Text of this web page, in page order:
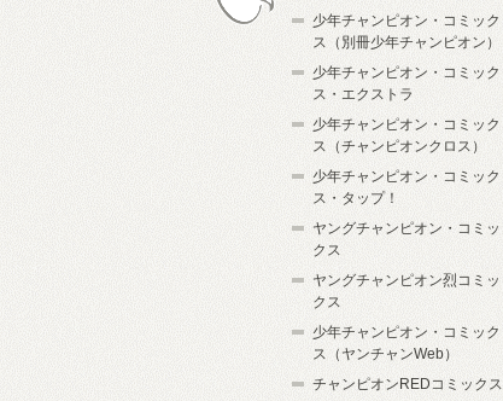
少年チャンピオン・コミック
ス（別冊少年チャンピオン）
少年チャンピオン・コミック
ス・エクストラ
少年チャンピオン・コミック
ス（チャンピオンクロス）
少年チャンピオン・コミック
ス・タップ！
ヤングチャンピオン・コミッ
クス
ヤングチャンピオン烈コミッ
クス
少年チャンピオン・コミック
ス（ヤンチャンWeb）
チャンピオンREDコミックス